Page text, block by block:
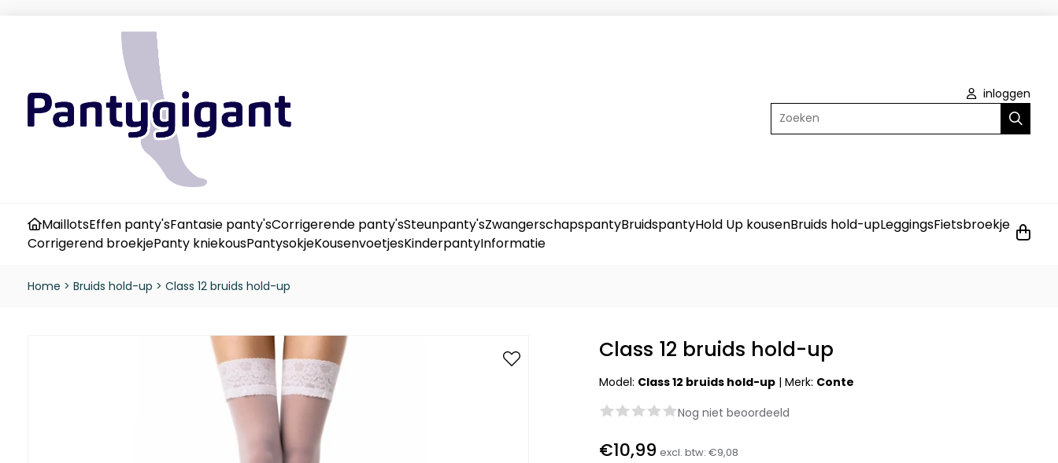
inloggen
Zoeken
MaillotsEffen panty'sFantasie panty'sCorrigerende panty'sSteunpanty'sZwangerschapspantyBruidspantyHold Up kousenBruids hold-upLeggingsFietsbroekje
Corrigerend broekjePanty kniekousPantysokjeKousenvoetjesKinderpantyInformatie
Home > Bruids hold-up > Class 12 bruids hold-up
Class 12 bruids hold-up
Model: Class 12 bruids hold-up |Merk: Conte
Nog niet beoordeeld
€10,99 excl. btw:€9,08